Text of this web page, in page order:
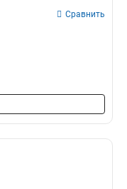
Сравнить